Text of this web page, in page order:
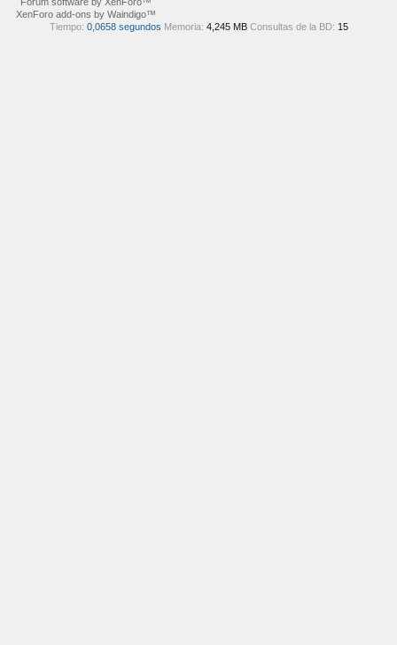
XenForo add-ons by Waindigo™
Tiempo: 0,0658 segundos Memoria: 4,245 MB Consultas de la BD: 15